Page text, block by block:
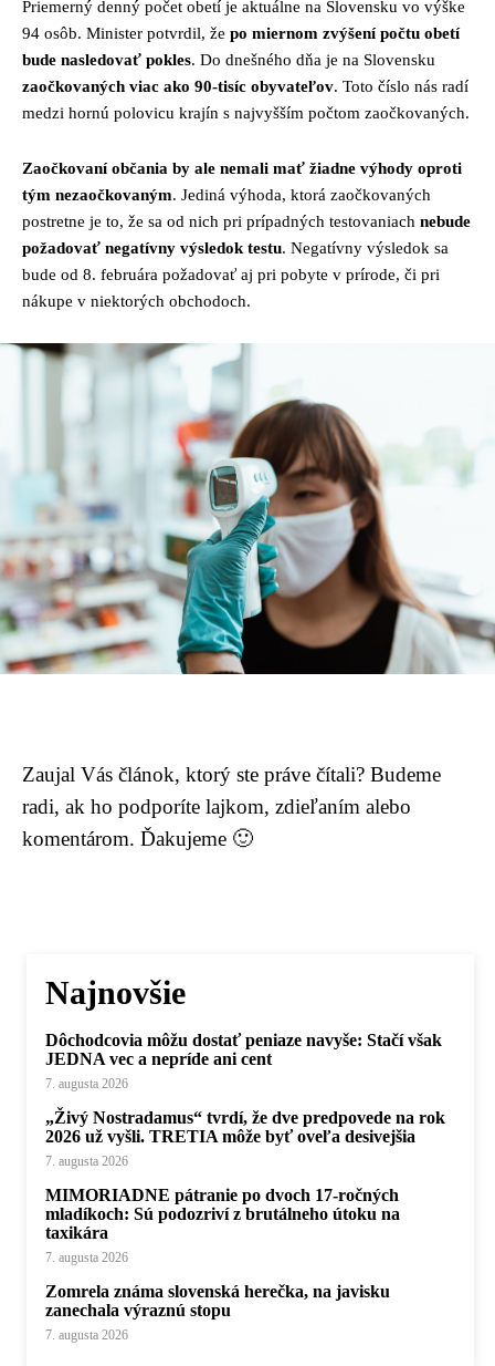
Priemerný denný počet obetí je aktuálne na Slovensku vo výške
94 osôb. Minister potvrdil, že po miernom zvýšení počtu obetí
bude nasledovať pokles. Do dnešného dňa je na Slovensku
zaočkovaných viac ako 90-tisíc obyvateľov. Toto číslo nás radí
medzi hornú polovicu krajín s najvyšším počtom zaočkovaných.
Zaočkovaní občania by ale nemali mať žiadne výhody oproti
tým nezaočkovaným. Jediná výhoda, ktorá zaočkovaných
postretne je to, že sa od nich pri prípadných testovaniach nebude
požadovať negatívny výsledok testu. Negatívny výsledok sa
bude od 8. februára požadovať aj pri pobyte v prírode, či pri
nákupe v niektorých obchodoch.
Zaujal Vás článok, ktorý ste práve čítali? Budeme
radi, ak ho podporíte lajkom, zdieľaním alebo
komentárom. Ďakujeme 🙂
Najnovšie
Dôchodcovia môžu dostať peniaze navyše: Stačí však
JEDNA vec a nepríde ani cent
7. augusta 2026
„Živý Nostradamus“ tvrdí, že dve predpovede na rok
2026 už vyšli. TRETIA môže byť oveľa desivejšia
7. augusta 2026
MIMORIADNE pátranie po dvoch 17-ročných
mladíkoch: Sú podozriví z brutálneho útoku na
taxikára
7. augusta 2026
Zomrela známa slovenská herečka, na javisku
zanechala výraznú stopu
7. augusta 2026